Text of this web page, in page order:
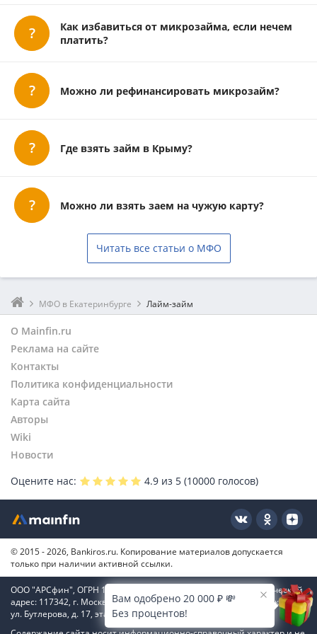
Как избавиться от микрозайма, если нечем
платить?
Можно ли рефинансировать микрозайм?
Где взять займ в Крыму?
Можно ли взять заем на чужую карту?
Читать все статьи о МФО
МФО в Екатеринбурге Лайм-займ
О Mainfin.ru
Реклама на сайте
Контакты
Политика конфиденциальности
Карта сайта
Авторы
Wiki
Новости
Оцените нас:
4.9 из 5 (10000 голосов)
© 2015 - 2026, Bankiros.ru. Копирование материалов допускается
только при наличии активной ссылки.
ООО "АРСфин", ОГРН 1187746346556, ИНН 7722445717, юридический
адрес: 117342, г. Москва, вн. тер. г. муниципальный округ Коньково,
ул. Бутлерова, д. 17, этаж 4, ком. 66
Вам одобрено 20 000 ₽ 💸
Без процентов!